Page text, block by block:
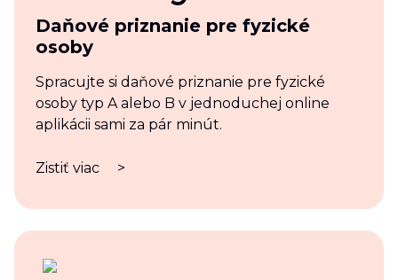
Daňové priznanie pre fyzické
osoby
Spracujte si daňové priznanie pre fyzické
osoby typ A alebo B v jednoduchej online
aplikácii sami za pár minút.
Zistiť viac >